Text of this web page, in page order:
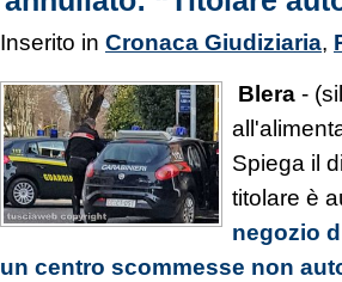
Inserito in Cronaca Giudiziaria,
Blera -
Spiega il
titolare è
negozio
un centro scommesse non